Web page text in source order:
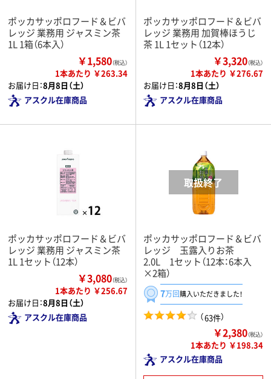
ポッカサッポロフード＆ビバ
レッジ 業務用 ジャスミン茶
1L 1箱（6本入）
￥1,580（税込）
1本あたり ￥263.34
お届け日：8月8日（土）
アスクル在庫商品
ポッカサッポロフード＆ビバ
レッジ 業務用 加賀棒ほうじ
茶 1L 1セット（12本）
￥3,320（税込）
1本あたり ￥276.67
お届け日：8月8日（土）
アスクル在庫商品
ポッカサッポロフード＆ビバ
レッジ 業務用 ジャスミン茶
1L 1セット（12本）
￥3,080（税込）
1本あたり ￥256.67
お届け日：8月8日（土）
アスクル在庫商品
ポッカサッポロフード＆ビバ
レッジ 玉露入りお茶
2.0L 1セット（12本：6本入
×2箱）
7万回購入いただきました！
（63件）
￥2,380（税込）
1本あたり ￥198.34
アスクル在庫商品